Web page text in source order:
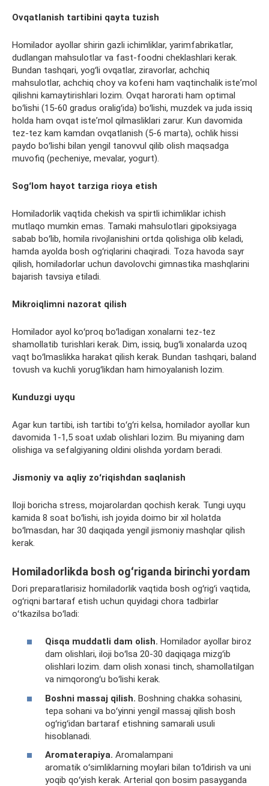
Ovqatlanish tartibini qayta tuzish
Homilador ayollar shirin gazli ichimliklar, yarimfabrikatlar,
dudlangan mahsulotlar va fast-foodni cheklashlari kerak.
Bundan tashqari, yogʻli ovqatlar, ziravorlar, achchiq
mahsulotlar, achchiq choy va kofeni ham vaqtinchalik isteʼmol
qilishni kamaytirishlari lozim. Ovqat harorati ham optimal
boʻlishi (15-60 gradus oraligʻida) boʻlishi, muzdek va juda issiq
holda ham ovqat isteʼmol qilmasliklari zarur. Kun davomida
tez-tez kam kamdan ovqatlanish (5-6 marta), ochlik hissi
paydo boʻlishi bilan yengil tanovvul qilib olish maqsadga
muvofiq (pecheniye, mevalar, yogurt).
Sogʻlom hayot tarziga rioya etish
Homiladorlik vaqtida chekish va spirtli ichimliklar ichish
mutlaqo mumkin emas. Tamaki mahsulotlari gipoksiyaga
sabab boʻlib, homila rivojlanishini ortda qolishiga olib keladi,
hamda ayolda bosh ogʻriqlarini chaqiradi. Toza havoda sayr
qilish, homiladorlar uchun davolovchi gimnastika mashqlarini
bajarish tavsiya etiladi.
Mikroiqlimni nazorat qilish
Homilador ayol koʻproq boʻladigan xonalarni tez-tez
shamollatib turishlari kerak. Dim, issiq, bugʻli xonalarda uzoq
vaqt boʻlmaslikka harakat qilish kerak. Bundan tashqari, baland
tovush va kuchli yorugʻlikdan ham himoyalanish lozim.
Kunduzgi uyqu
Agar kun tartibi, ish tartibi toʻgʻri kelsa, homilador ayollar kun
davomida 1-1,5 soat uxlab olishlari lozim. Bu miyaning dam
olishiga va sefalgiyaning oldini olishda yordam beradi.
Jismoniy va aqliy zoʻriqishdan saqlanish
Iloji boricha stress, mojarolardan qochish kerak. Tungi uyqu
kamida 8 soat boʻlishi, ish joyida doimo bir xil holatda
boʻlmasdan, har 30 daqiqada yengil jismoniy mashqlar qilish
kerak.
Homiladorlikda bosh ogʻriganda birinchi yordam
Dori preparatlarisiz homiladorlik vaqtida bosh ogʻrigʻi vaqtida,
ogʻriqni bartaraf etish uchun quyidagi chora tadbirlar
oʻtkazilsa boʻladi:
Qisqa muddatli dam olish. Homilador ayollar biroz
dam olishlari, iloji boʻlsa 20-30 daqiqaga mizgʻib
olishlari lozim. dam olish xonasi tinch, shamollatilgan
va nimqorongʻu boʻlishi kerak.
Boshni massaj qilish. Boshning chakka sohasini,
tepa sohani va boʻyinni yengil massaj qilish bosh
ogʻrigʻidan bartaraf etishning samarali usuli
hisoblanadi.
Aromaterapiya. Aromalampani
aromatik oʻsimliklarning moylari bilan toʻldirish va uni
yoqib qoʻyish kerak. Arterial qon bosim pasayganda